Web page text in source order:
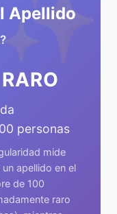
Apellido
personas
mide
apellido en el
de 100
raro